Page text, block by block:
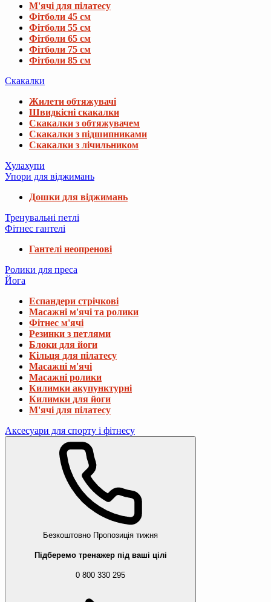
М'ячі для пілатесу
Фітболи 45 см
Фітболи 55 см
Фітболи 65 см
Фітболи 75 см
Фітболи 85 см
Скакалки
Жилети обтяжувачі
Швидкісні скакалки
Скакалки з обтяжувачем
Скакалки з підшипниками
Скакалки з лічильником
Хулахупи
Упори для віджимань
Дошки для віджимань
Тренувальні петлі
Фітнес гантелі
Гантелі неопренові
Ролики для преса
Йога
Еспандери стрічкові
Масажні м'ячі та ролики
Фітнес м'ячі
Резинки з петлями
Блоки для йоги
Кільця для пілатесу
Масажні м'ячі
Масажні ролики
Килимки акупунктурні
Килимки для йоги
М'ячі для пілатесу
Аксесуари для спорту і фітнесу
Безкоштовно Пропозиція тижня
Підберемо тренажер під ваші цілі
0 800 330 295